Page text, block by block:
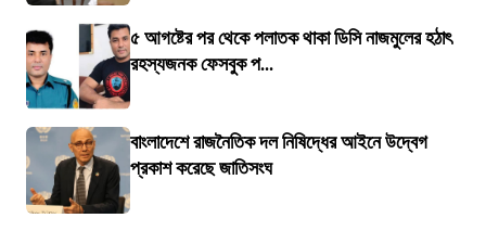
৫ আগষ্টের পর থেকে পলাতক থাকা ডিসি নাজমুলের হঠাৎ
রহস্যজনক ফেসবুক প...
বাংলাদেশে রাজনৈতিক দল নিষিদ্ধের আইনে উদ্বেগ
প্রকাশ করেছে জাতিসংঘ